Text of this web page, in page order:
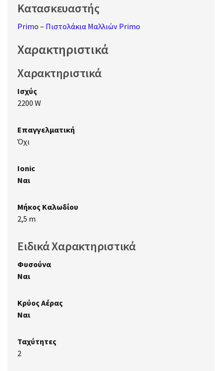
Κατασκευαστής
Primo – Πιστολάκια Μαλλιών Primo
Χαρακτηριστικά
Χαρακτηριστικά
Ισχύς
2200 W
Επαγγελματική
Όχι
Ionic
Ναι
Μήκος Καλωδίου
2,5 m
Ειδικά Χαρακτηριστικά
Φυσούνα
Ναι
Κρύος Αέρας
Ναι
Ταχύτητες
2